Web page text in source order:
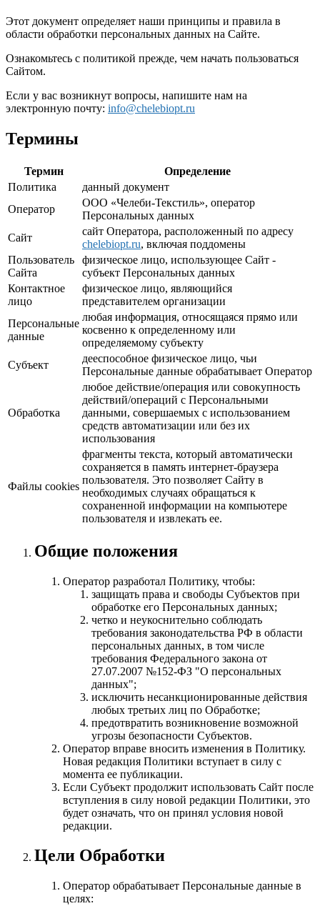
Этот документ определяет наши принципы и правила в
области обработки персональных данных на Сайте.
Ознакомьтесь с политикой прежде, чем начать пользоваться
Сайтом.
Если у вас возникнут вопросы, напишите нам на
электронную почту: info@chelebiopt.ru
Термины
Термин
Определение
Политика
данный документ
Оператор
ООО «Челеби-Текстиль», оператор
Персональных данных
Сайт
сайт Оператора, расположенный по адресу
chelebiopt.ru, включая поддомены
Пользователь
Сайта
физическое лицо, использующее Сайт -
субъект Персональных данных
Контактное
лицо
физическое лицо, являющийся
представителем организации
Персональные
данные
любая информация, относящаяся прямо или
косвенно к определенному или
определяемому субъекту
Субъект
дееспособное физическое лицо, чьи
Персональные данные обрабатывает Оператор
Обработка
любое действие/операция или совокупность
действий/операций с Персональными
данными, совершаемых с использованием
средств автоматизации или без их
использования
Файлы cookies
фрагменты текста, который автоматически
сохраняется в память интернет-браузера
пользователя. Это позволяет Сайту в
необходимых случаях обращаться к
сохраненной информации на компьютере
пользователя и извлекать ее.
Общие положения
Оператор разработал Политику, чтобы:
защищать права и свободы Субъектов при
обработке его Персональных данных;
четко и неукоснительно соблюдать
требования законодательства РФ в области
персональных данных, в том числе
требования Федерального закона от
27.07.2007 №152-ФЗ "О персональных
данных";
исключить несанкционированные действия
любых третьих лиц по Обработке;
предотвратить возникновение возможной
угрозы безопасности Субъектов.
Оператор вправе вносить изменения в Политику.
Новая редакция Политики вступает в силу с
момента ее публикации.
Если Субъект продолжит использовать Сайт после
вступления в силу новой редакции Политики, это
будет означать, что он принял условия новой
редакции.
Цели Обработки
Оператор обрабатывает Персональные данные в
целях: